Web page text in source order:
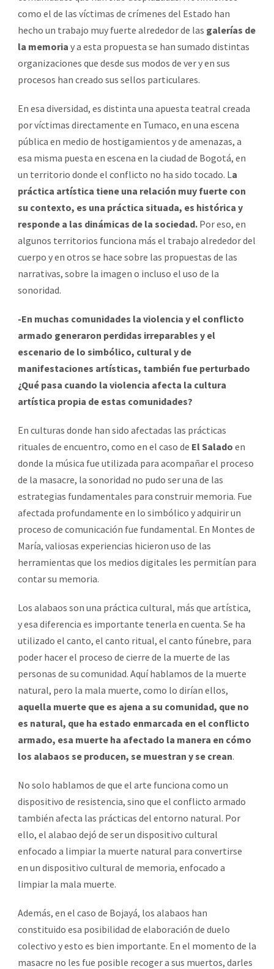
como el de las víctimas de crímenes del Estado han
hecho un trabajo muy fuerte alrededor de las galerías de
la memoria y a esta propuesta se han sumado distintas
organizaciones que desde sus modos de ver y en sus
procesos han creado sus sellos particulares.
En esa diversidad, es distinta una apuesta teatral creada
por víctimas directamente en Tumaco, en una escena
pública en medio de hostigamientos y de amenazas, a
esa misma puesta en escena en la ciudad de Bogotá, en
un territorio donde el conflicto no ha sido tocado. La
práctica artística tiene una relación muy fuerte con
su contexto, es una práctica situada, es histórica y
responde a las dinámicas de la sociedad. Por eso, en
algunos territorios funciona más el trabajo alrededor del
cuerpo y en otros se hace sobre las propuestas de las
narrativas, sobre la imagen o incluso el uso de la
sonoridad.
-En muchas comunidades la violencia y el conflicto
armado generaron perdidas irreparables y el
escenario de lo simbólico, cultural y de
manifestaciones artísticas, también fue perturbado
¿Qué pasa cuando la violencia afecta la cultura
artística propia de estas comunidades?
En culturas donde han sido afectadas las prácticas
rituales de encuentro, como en el caso de El Salado en
donde la música fue utilizada para acompañar el proceso
de la masacre, la sonoridad no pudo ser una de las
estrategias fundamentales para construir memoria. Fue
afectada profundamente en lo simbólico y adquirir un
proceso de comunicación fue fundamental. En Montes de
María, valiosas experiencias hicieron uso de las
herramientas que los medios digitales les permitían para
contar su memoria.
Los alabaos son una práctica cultural, más que artística,
y esa diferencia es importante tenerla en cuenta. Se ha
utilizado el canto, el canto ritual, el canto fúnebre, para
poder hacer el proceso de cierre de la muerte de las
personas de su comunidad. Aquí hablamos de la muerte
natural, pero la mala muerte, como lo dirían ellos,
aquella muerte que es ajena a su comunidad, que no
es natural, que ha estado enmarcada en el conflicto
armado, esa muerte ha afectado la manera en cómo
los alabaos se producen, se muestran y se crean.
No solo hablamos de que el arte funciona como un
dispositivo de resistencia, sino que el conflicto armado
también afecta las prácticas del entorno natural. Por
ello, el alabao dejó de ser un dispositivo cultural
enfocado a limpiar la muerte natural para convertirse
en un dispositivo cultural de memoria, enfocado a
limpiar la mala muerte.
Además, en el caso de Bojayá, los alabaos han
constituido esa posibilidad de elaboración de duelo
colectivo y esto es bien importante. En el momento de la
masacre no les fue posible recoger a sus muertos, darles